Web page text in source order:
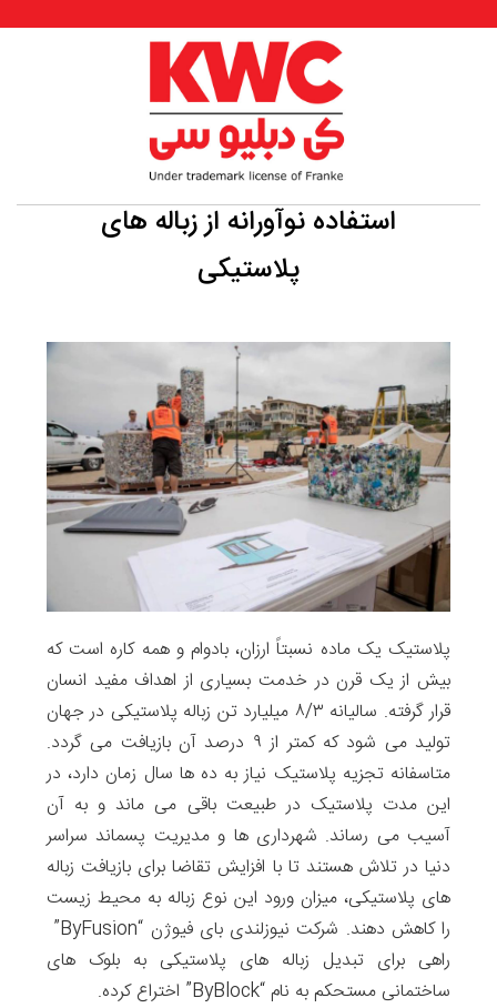
استفاده نوآورانه از زباله های
پلاستیکی
پلاستیک یک ماده نسبتاً ارزان، بادوام و همه کاره است که
بیش از یک قرن در خدمت بسیاری از اهداف مفید انسان
قرار گرفته. سالیانه ۸/۳ میلیارد تن زباله پلاستیکی در جهان
تولید می شود که کمتر از ۹ درصد آن بازیافت می گردد.
متاسفانه تجزیه پلاستیک نیاز به ده ها سال زمان دارد، در
این مدت پلاستیک در طبیعت باقی می ماند و به آن
آسیب می رساند. شهرداری ها و مدیریت پسماند سراسر
دنیا در تلاش هستند تا با افزایش تقاضا برای بازیافت زباله
های پلاستیکی، میزان ورود این نوع زباله به محیط زیست
را کاهش دهند. شرکت نیوزلندی بای فیوژن “ByFusion”
راهی برای تبدیل زباله های پلاستیکی به بلوک های
ساختمانی مستحکم به نام “ByBlock” اختراع کرده.